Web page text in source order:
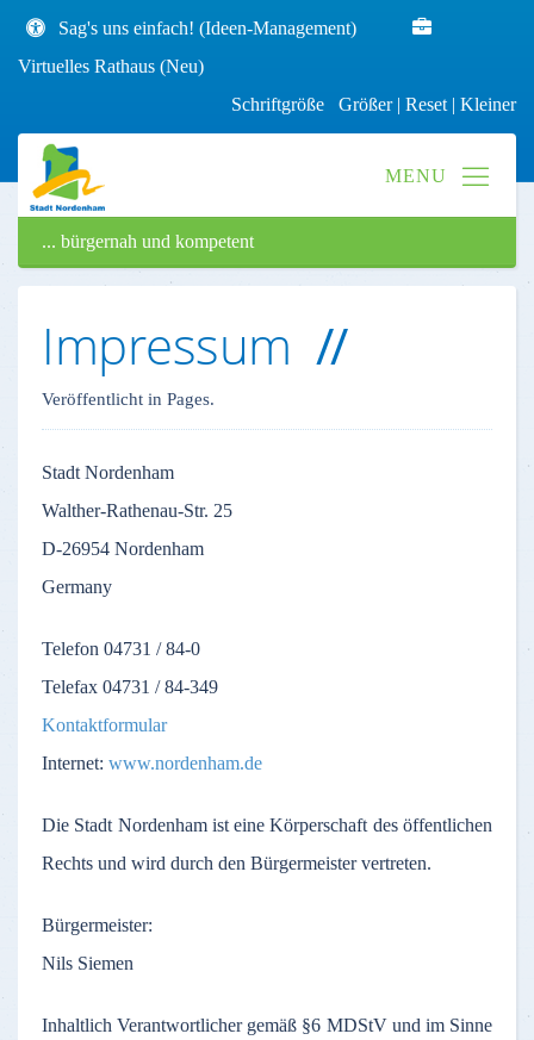
Sag's uns einfach! (Ideen-Management)
Virtuelles Rathaus (Neu)
Schriftgröße Größer| Reset | Kleiner
... bürgernah und kompetent
Impressum
Veröffentlicht in Pages.
Stadt Nordenham
Walther-Rathenau-Str. 25
D-26954 Nordenham
Germany
Telefon 04731 / 84-0
Telefax 04731 / 84-349
Kontaktformular
Internet: www.nordenham.de
Die Stadt Nordenham ist eine Körperschaft desöffentlichen
Rechts und wird durch den Bürgermeister vertreten.
Bürgermeister:
Nils Siemen
Inhaltlich Verantwortlicher gemäß §6 MDStVund im Sinne